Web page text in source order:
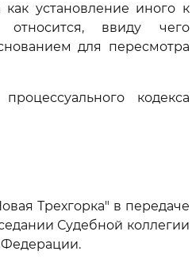
установление иного к
ввиду чего
для пересмотра
кодекса
Трехгорка" в передаче
Судебной коллегии
Федерации.